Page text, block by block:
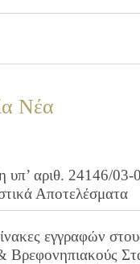
Νέα
υπ’ αριθ. 24146/03-
Αποτελέσματα
εγγραφών
Βρεφονηπιακούς